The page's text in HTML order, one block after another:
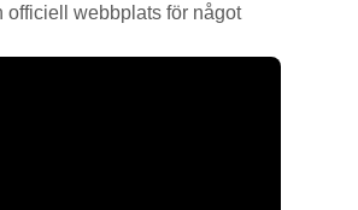
officiell webbplats för något